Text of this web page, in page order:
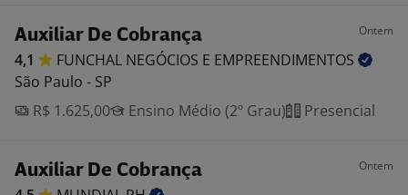
Auxiliar De Cobrança Ontem
4,1 FUNCHAL NEGÓCIOS E EMPREENDIMENTOS
São Paulo - SP
R$ 1.625,00
Ensino Médio (2º Grau) Presencial
Auxiliar De Cobrança Ontem